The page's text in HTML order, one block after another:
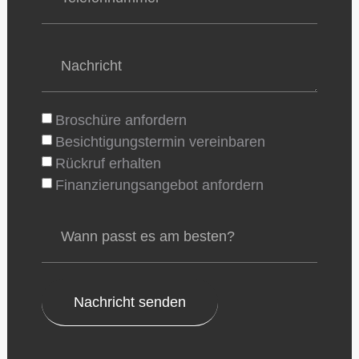
Broschüre anfordern
Besichtigungstermin vereinbaren
Rückruf erhalten
Finanzierungsangebot anfordern
Nachricht senden